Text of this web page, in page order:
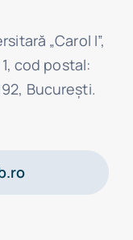
„Carol I”,
cod postal:
Bucureşti.